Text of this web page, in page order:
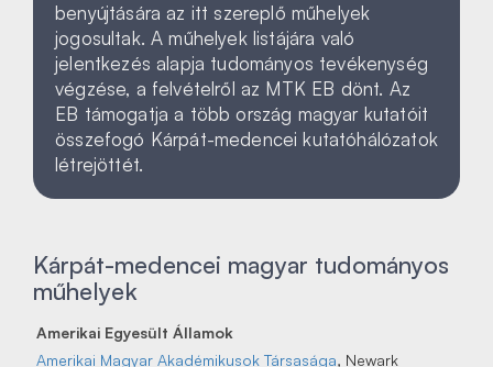
benyújtására az itt szereplő műhelyek
jogosultak. A műhelyek listájára való
jelentkezés alapja tudományos tevékenység
végzése, a felvételről az MTK EB dönt. Az
EB támogatja a több ország magyar kutatóit
összefogó Kárpát-medencei kutatóhálózatok
létrejöttét.
Kárpát-medencei magyar tudományos
műhelyek
Amerikai Egyesült Államok
Amerikai Magyar Akadémikusok Társasága, Newark